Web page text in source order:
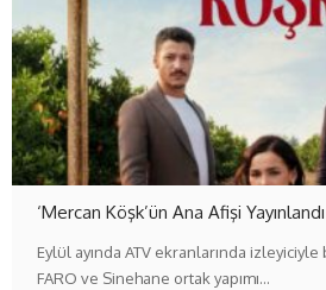
‘Mercan Köşk’ün Ana Afişi Yayınlandı
Eylül ayında ATV ekranlarında
FARO ve Sinehane ortak yapımı…